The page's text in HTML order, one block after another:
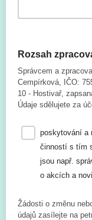
Rozsah
Správcem a
Cempírková, IČO:
10 - Hostivař,
Údaje sdělujete za
poskytování a
činností s tím
jsou např.
o akcích a
Žádosti o změnu
údajů zasílejte na